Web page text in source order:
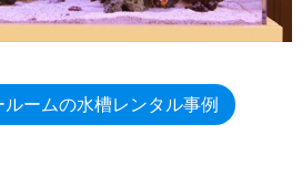
ルームの水槽レンタル事例